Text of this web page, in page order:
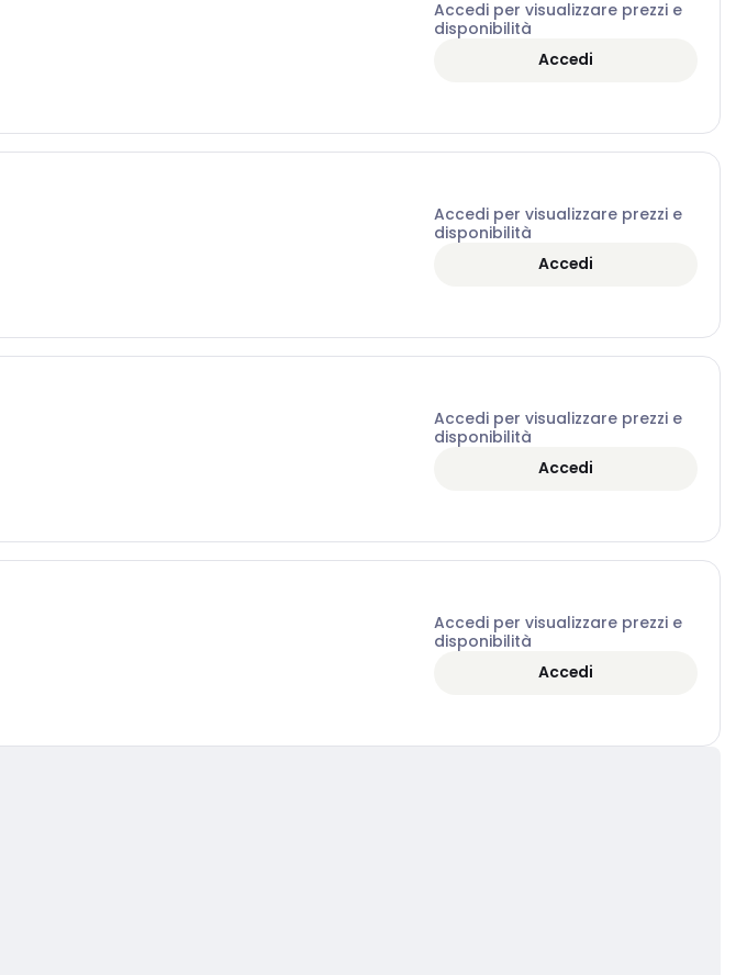
Accedi per visualizzare prezzi e
disponibilità
Accedi
Accedi per visualizzare prezzi e
disponibilità
Accedi
Accedi per visualizzare prezzi e
disponibilità
Accedi
Accedi per visualizzare prezzi e
disponibilità
Accedi